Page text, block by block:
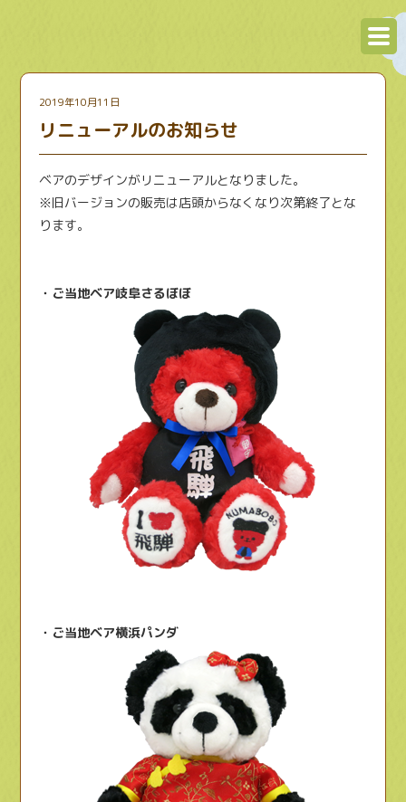
2019年10月11日
リニューアルのお知らせ
ベアのデザインがリニューアルとなりました。
※旧バージョンの販売は店頭からなくなり次第終了とな
ります。
・ご当地ベア岐阜さるぼぼ
・ご当地ベア横浜パンダ